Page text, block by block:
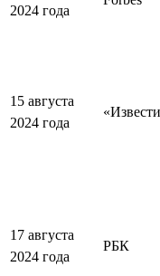
2024 года
15 августа
2024 года
17 августа
2024 года
РБК